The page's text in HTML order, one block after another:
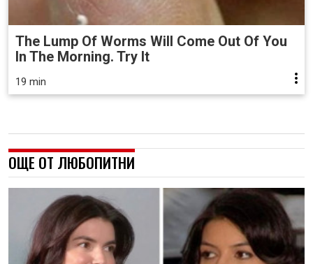
The Lump Of Worms Will Come Out Of You
In The Morning. Try It
19 min
ОЩЕ ОТ ЛЮБОПИТНИ